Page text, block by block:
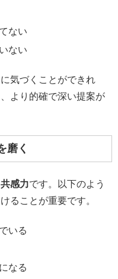
ない
ない
気づくことができれ
より的確で深い提案が
磨く
感力です。以下のよう
ることが重要です。
いる
なる